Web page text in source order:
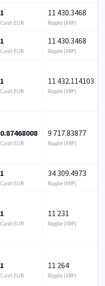
1
Cash EUR
11 430.3468
Ripple (XRP)
1
Cash EUR
11 430.3468
Ripple (XRP)
1
Cash EUR
11 432.114103
Ripple (XRP)
0.87468008
Cash EUR
9 717.83877
Ripple (XRP)
1
Cash EUR
34 309.4973
Ripple (XRP)
1
Cash EUR
11 231
Ripple (XRP)
1
Cash EUR
11 264
Ripple (XRP)